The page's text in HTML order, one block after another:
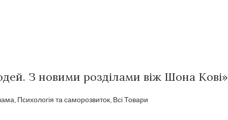
З новими розділами віж Шона Кові»
, Психологія та саморозвиток, Всі Товари